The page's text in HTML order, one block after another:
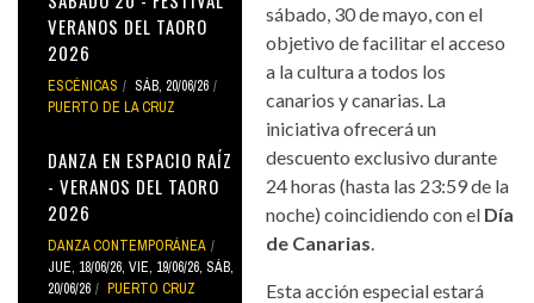
VERANOS DEL TAORO
2026
ESCÉNICAS
SÁB, 20/06/26
PUERTO DE LA CRUZ
DANZA EN ESPACIO RAÍZ
- VERANOS DEL TAORO
2026
DANZA CONTEMPORÁNEA
JUE, 18/06/26, VIE, 19/06/26, SÁB,
20/06/26
PUERTO CRUZ
sábado, 30 de mayo, con el
objetivo de facilitar el acceso
a la cultura a todos los
canarios y canarias. La
iniciativa ofrecerá un
descuento exclusivo durante
24 horas (hasta las 23:59 de la
noche) coincidiendo con el Día
de Canarias.
Esta acción especial estará